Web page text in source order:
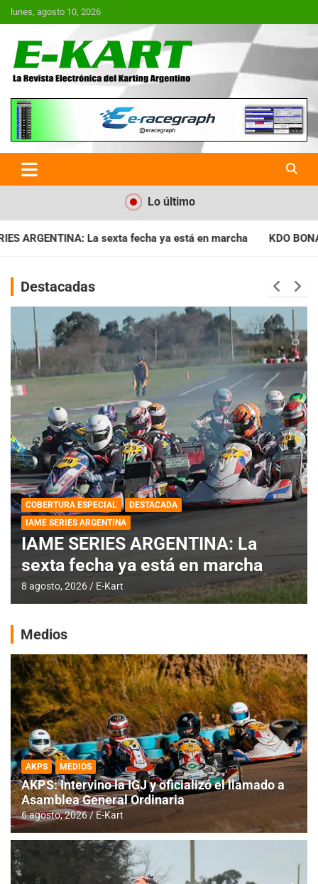
Saltar
al
lunes, agosto 10, 2026
E-Kart.com.ar | La Revista
Electrónica del Karting en
Argentina
Lo último
ya está en marcha KDO BONAERENSE: Con la vara bien
Destacadas
COBERTURA ESPECIAL
DESTACADA
IAME SERIES ARGENTINA
IAME SERIES ARGENTINA: La
sexta fecha ya está en marcha
8 agosto, 2026 E-Kart
Medios
AKPS MEDIOS
AKPS: Intervino la IGJ y oficializó el llamado a
Asamblea General Ordinaria
6 agosto, 2026 E-Kart